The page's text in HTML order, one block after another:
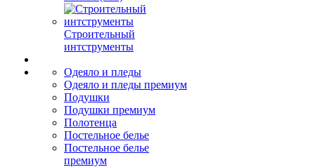
Строительный
интструменты
Одеяло и пледы
Одеяло и пледы премиум
Подушки
Подушки премиум
Полотенца
Постельное белье
Постельное белье
премиум